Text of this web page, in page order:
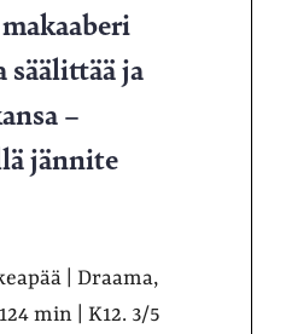
säälittää ja
–
jännite
| Draama,
min | K12. 3/5